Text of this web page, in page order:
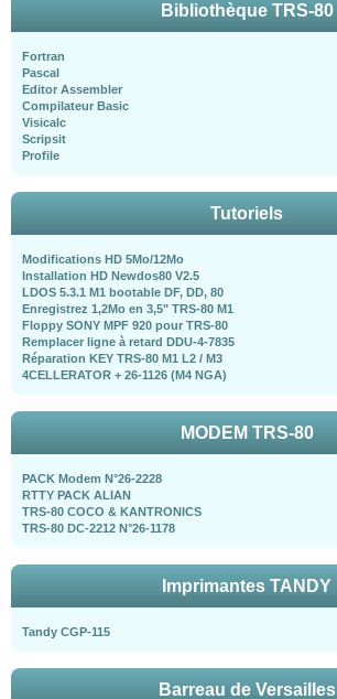
Bibliothèque TRS-80
Fortran
Pascal
Editor Assembler
Compilateur Basic
Visicalc
Scripsit
Profile
Tutoriels
Modifications HD 5Mo/12Mo
Installation HD Newdos80 V2.5
LDOS 5.3.1 M1 bootable DF, DD, 80
Enregistrez 1,2Mo en 3,5" TRS-80 M1
Floppy SONY MPF 920 pour TRS-80
Remplacer ligne à retard DDU-4-7835
Réparation KEY TRS-80 M1 L2 / M3
4CELLERATOR + 26-1126 (M4 NGA)
MODEM TRS-80
PACK Modem N°26-2228
RTTY PACK ALIAN
TRS-80 COCO & KANTRONICS
TRS-80 DC-2212 N°26-1178
Imprimantes TANDY
Tandy CGP-115
Barreau de Versailles